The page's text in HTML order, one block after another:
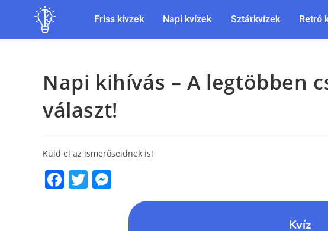
Friss kívzek Napi kvízek Sztárkvízek Retró
Napi kihívás – A legtöbben
választ!
Küld el az ismerőseidnek is!
F T
ss